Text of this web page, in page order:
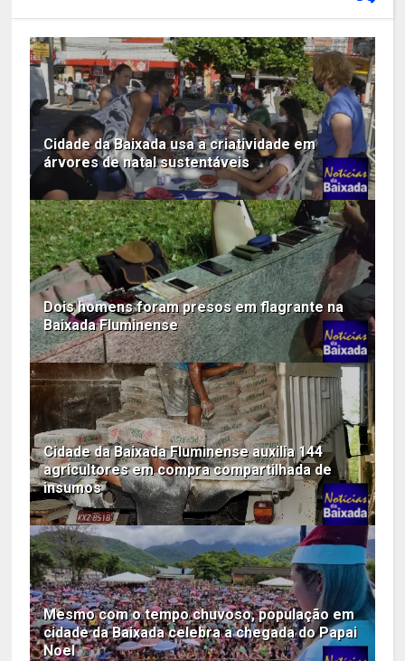
Cidade da Baixada usa a criatividade em
árvores de natal sustentáveis
Dois homens foram presos em flagrante na
Baixada Fluminense
Cidade da Baixada Fluminense auxilia 144
agricultores em compra compartilhada de
insumos
Mesmo com o tempo chuvoso, população em
cidade da Baixada celebra a chegada do Papai
Noel